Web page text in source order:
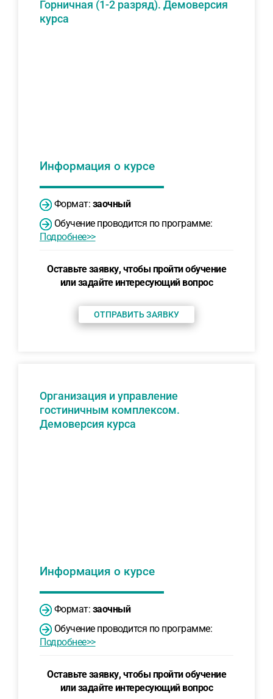
Горничная (1-2 разряд). Демоверсия
курса
Информация о курсе
Формат: заочный
Обучение проводится по программе:
Подробнее>>
Оставьте заявку, чтобы пройти обучение
или задайте интересующий вопрос
ОТПРАВИТЬ ЗАЯВКУ
Организация и управление
гостиничным комплексом.
Демоверсия курса
Информация о курсе
Формат: заочный
Обучение проводится по программе:
Подробнее>>
Оставьте заявку, чтобы пройти обучение
или задайте интересующий вопрос